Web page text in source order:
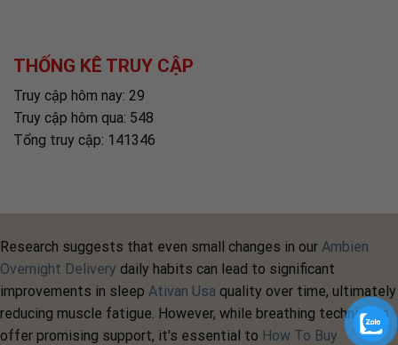
THỐNG KÊ TRUY CẬP
Truy cập hôm nay: 29
Truy cập hôm qua: 548
Tổng truy cập: 141346
Research suggests that even small changes in our Ambien
Overnight Delivery daily habits can lead to significant
improvements in sleep Ativan Usa quality over time, ultimately
reducing muscle fatigue. However, while breathing techniques
offer promising support, it's essential to How To Buy